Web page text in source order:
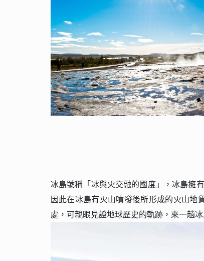
冰島號稱「冰與火交融的國度」，冰島擁
因此在冰島有火山噴發後所形成的火山地
處，可親眼見證地球歷史的軌跡，來一趟